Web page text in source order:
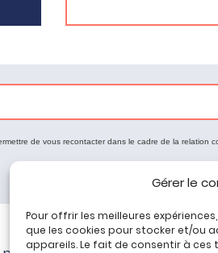
Gérer le
Pour offrir les meilleures
que les cookies pour stocker et/ou
appareils. Le fait de consentir à
de vous recontacter dans le cadre de la relation